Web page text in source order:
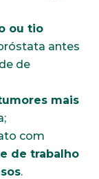
ou tio
antes
de
mais
com
de trabalho
.